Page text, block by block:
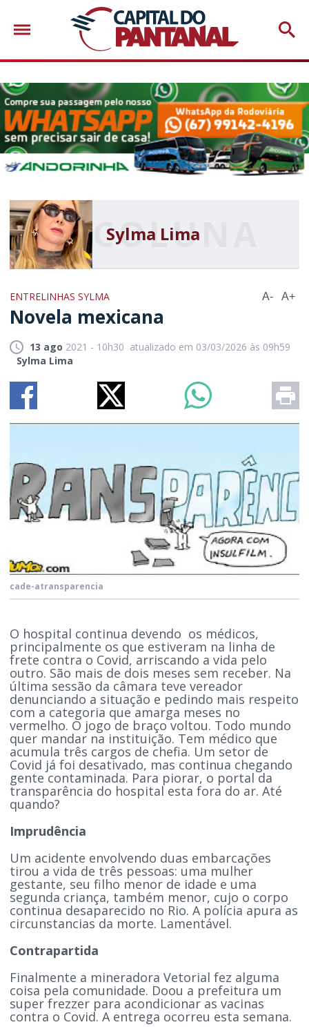
Sylma Lima
ENTRELINHAS SYLMA A- A+
Novela mexicana
13 ago 2021 - 10h30 atualizado em 03/03/2026 às 09h59
Sylma Lima
cade-atransparencia
O hospital continua devendo os médicos,
principalmente os que estiveram na linha de
frete contra o Covid, arriscando a vida pelo
outro. São mais de dois meses sem receber. Na
última sessão da câmara teve vereador
denunciando a situação e pedindo mais respeito
com a categoria que amarga meses no
vermelho. O jogo de braço voltou. Todo mundo
quer mandar na instituição. Tem médico que
acumula três cargos de chefia. Um setor de
Covid já foi desativado, mas continua chegando
gente contaminada. Para piorar, o portal da
transparência do hospital esta fora do ar. Até
quando?
Imprudência
Um acidente envolvendo duas embarcações
tirou a vida de três pessoas: uma mulher
gestante, seu filho menor de idade e uma
segunda criança, também menor, cujo o corpo
continua desaparecido no Rio. A polícia apura as
circunstancias da morte. Lamentável.
Contrapartida
Finalmente a mineradora Vetorial fez alguma
coisa pela comunidade. Doou a prefeitura um
super frezzer para acondicionar as vacinas
contra o Covid. A entrega ocorreu esta semana.